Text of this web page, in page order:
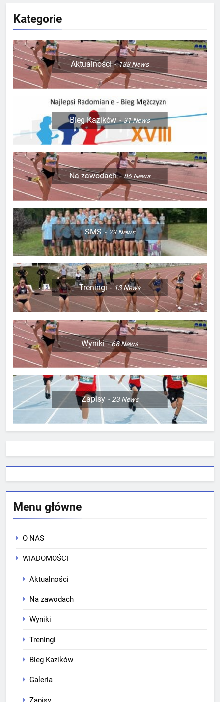
Kategorie
Aktualności 188News
Bieg Kazików 31News
Na zawodach 86News
SMS 23News
Treningi 13News
Wyniki 68News
Zapisy 23News
Menu główne
O NAS
WIADOMOŚCI
Aktualności
Na zawodach
Wyniki
Treningi
Bieg Kazików
Galeria
Zapisy